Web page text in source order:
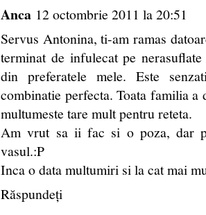
Anca 12 octombrie 2011 la 20:51
Servus Antonina, ti-am ramas
terminat de infulecat pe
din preferatele mele. Este
combinatie perfecta. Toata familia a
multumeste tare mult pentru reteta.
Am vrut sa ii fac si o poza, dar
vasul.:P
Inca o data multumiri si la cat mai
Răspundeți